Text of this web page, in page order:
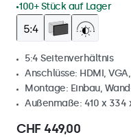
100+ Stück auf Lager
5:4 Seitenverhältnis
Anschlüsse: HDMI,
Montage: Einbau,
Außenmaße: 410 x 334
CHF 449,00